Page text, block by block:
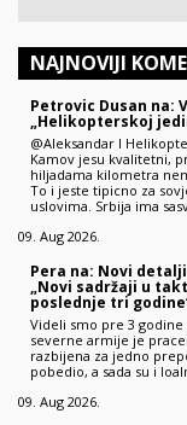
NAJNOVIJI
Petrovic Dusan na:
„Helikopterskoj
@Aleksandar I
Kamov jesu kvalitetni,
hiljadama kilometra
To i jeste tipicno za
uslovima. Srbija ima
09. Aug 2026.
Pera na: Novi
„Novi sadržaji u
poslednje tri
Videli smo pre 3
severne armije je
razbijena za jedno
pobedio, a sada su i
09. Aug 2026.